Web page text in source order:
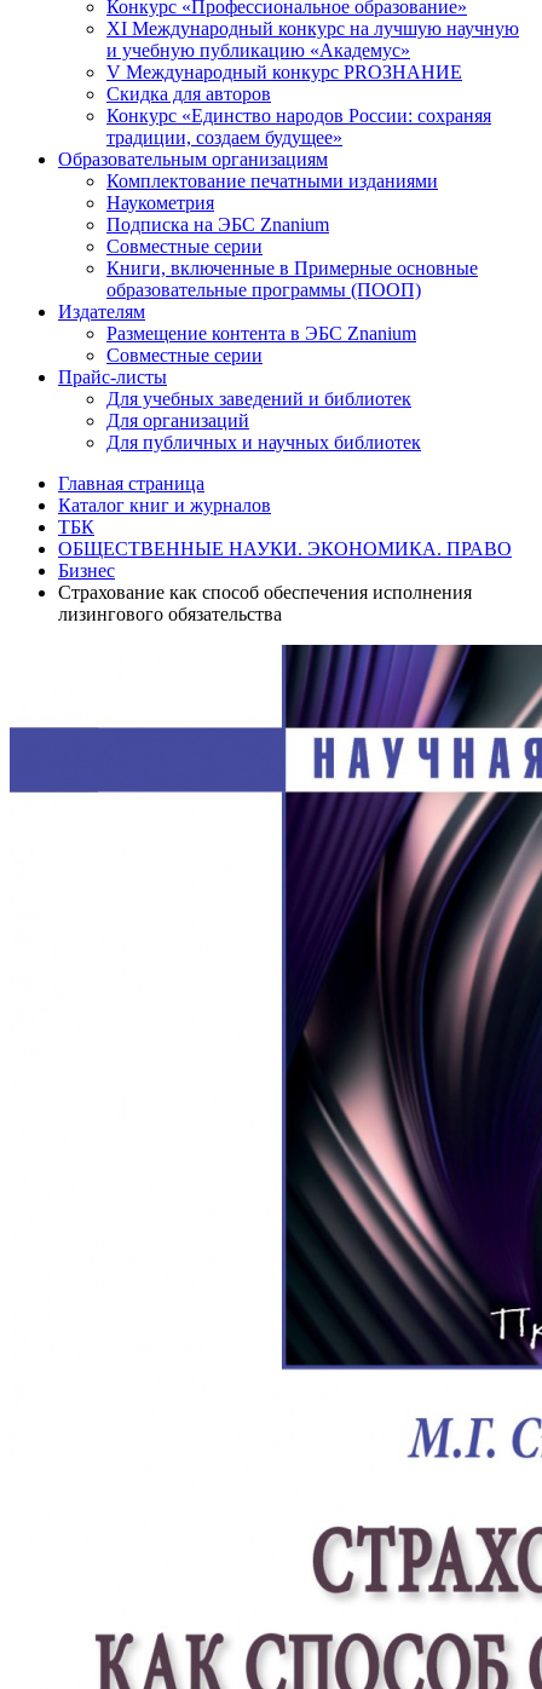
Конкурс «Профессиональное образование»
XI Международный конкурс на лучшую научную
и учебную публикацию «Академус»
V Международный конкурс PROЗНАНИЕ
Скидка для авторов
Конкурс «Единство народов России: сохраняя
традиции, создаем будущее»
Образовательным организациям
Комплектование печатными изданиями
Наукометрия
Подписка на ЭБС Znanium
Совместные серии
Книги, включенные в Примерные основные
образовательные программы (ПООП)
Издателям
Размещение контента в ЭБС Znanium
Совместные серии
Прайс-листы
Для учебных заведений и библиотек
Для организаций
Для публичных и научных библиотек
Главная страница
Каталог книг и журналов
ТБК
ОБЩЕСТВЕННЫЕ НАУКИ. ЭКОНОМИКА. ПРАВО
Бизнес
Страхование как способ обеспечения исполнения
лизингового обязательства